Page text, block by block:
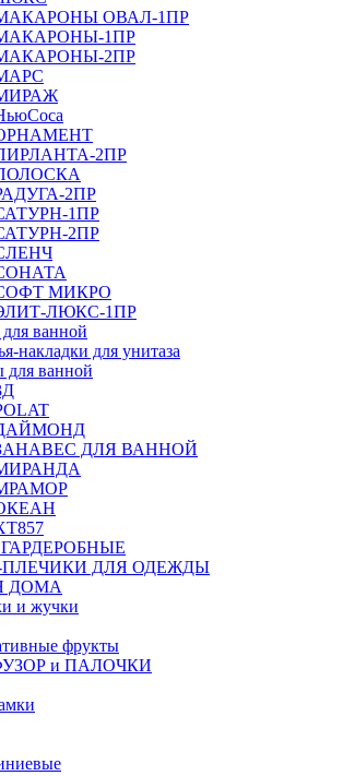
ОВАЛ-1ПР
1ПР
2ПР
2ПР
2ПР
1ПР
2ПР
МИКРО
ЛЮКС-1ПР
ванной
накладки для унитаза
ванной
ДЛЯ ВАННОЙ
ДЛЯ ОДЕЖДЫ
ДОМА
и жучки
фрукты
и ПАЛОЧКИ